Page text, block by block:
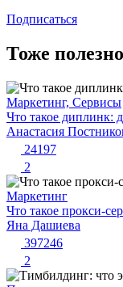
Подписаться
Тоже
Маркетинг, Сервисы
Что такое диплинк:
Анастасия
24197
2
Маркетинг
Что такое прокси-
Яна Дашиева
397246
2